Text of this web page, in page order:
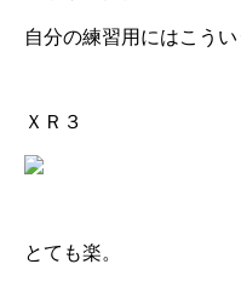
自分の練習用にはこうい
ＸＲ３
とても楽。